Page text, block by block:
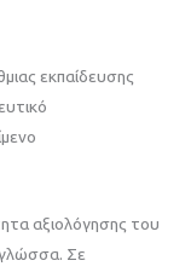
εκπαίδευσης
αξιολόγησης του
γλώσσα. Σε